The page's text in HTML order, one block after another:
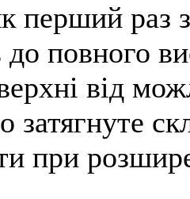
перший раз
повного
від
затягнуте
при